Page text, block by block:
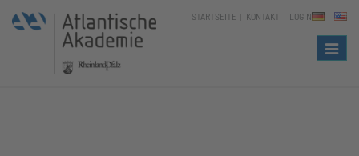
STARTSEITE KONTAKT LOGIN